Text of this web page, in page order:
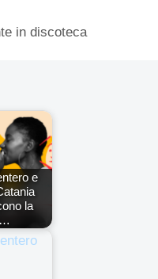
in discoteca
e
la